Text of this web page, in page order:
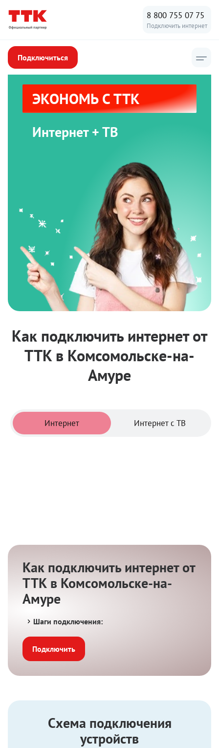
8 800 755 07 75
Подключить интернет
Подключиться
ЭКОНОМЬ С ТТК
Интернет + ТВ
Как подключить интернет от
ТТК в Комсомольске-на-
Амуре
Интернет Интернет с ТВ
Тарифы
Как подключить интернет от
ТТК в Комсомольске-на-
Амуре
Шаги подключения:
Подключить
Схема подключения
устройств